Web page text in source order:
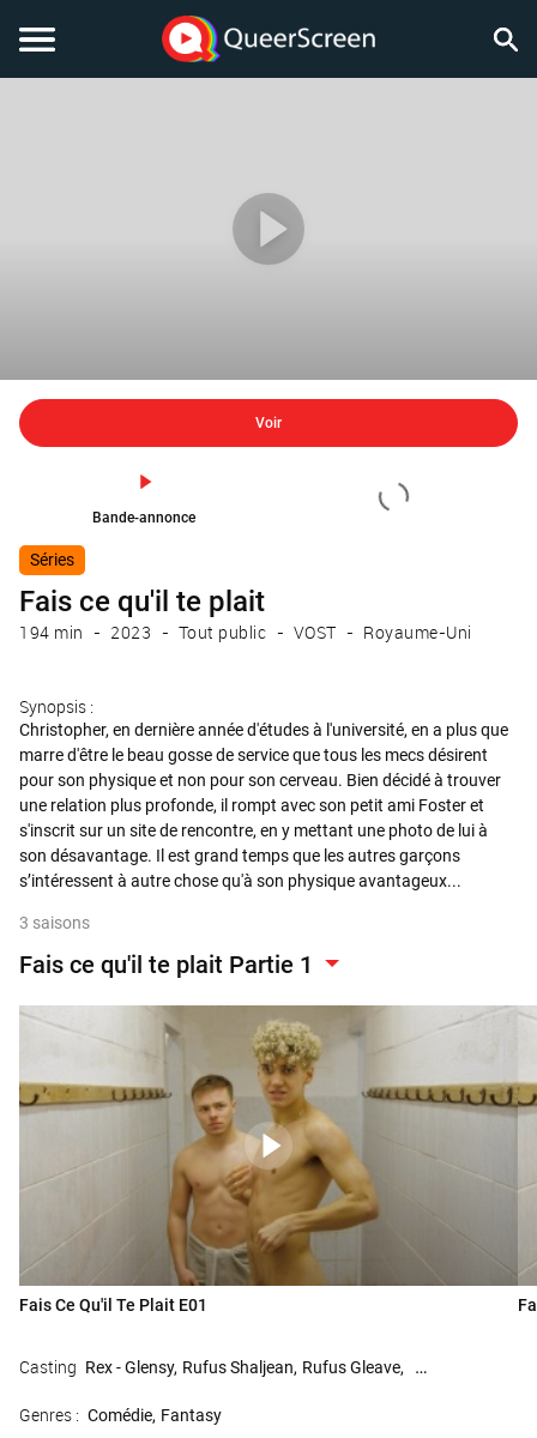
Voir
Bande-annonce
Séries
Fais ce qu'il te plait
194 min 2023 Tout public VOST Royaume-Uni
Synopsis :
Christopher, en dernière année d'études à l'université, en a plus que
marre d'être le beau gosse de service que tous les mecs désirent
pour son physique et non pour son cerveau. Bien décidé à trouver
une relation plus profonde, il rompt avec son petit ami Foster et
s'inscrit sur un site de rencontre, en y mettant une photo de lui à
son désavantage. Il est grand temps que les autres garçons
s’intéressent à autre chose qu'à son physique avantageux...
3 saisons
Fais ce qu'il te plait Partie 1
Fais Ce Qu'il Te Plait E01
Casting Rex - Glensy Rufus Shaljean Rufus Gleave Jack Armstrong
Genres : Comédie Fantasy